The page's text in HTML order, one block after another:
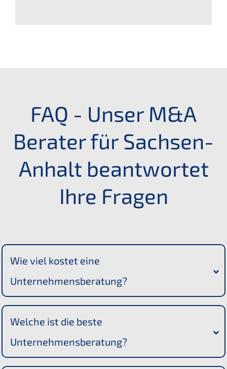
FAQ - Unser M&A
Berater für Sachsen-
Anhalt beantwortet
Ihre Fragen
Wie viel kostet eine
Unternehmensberatung?
Welche ist die beste
Unternehmensberatung?